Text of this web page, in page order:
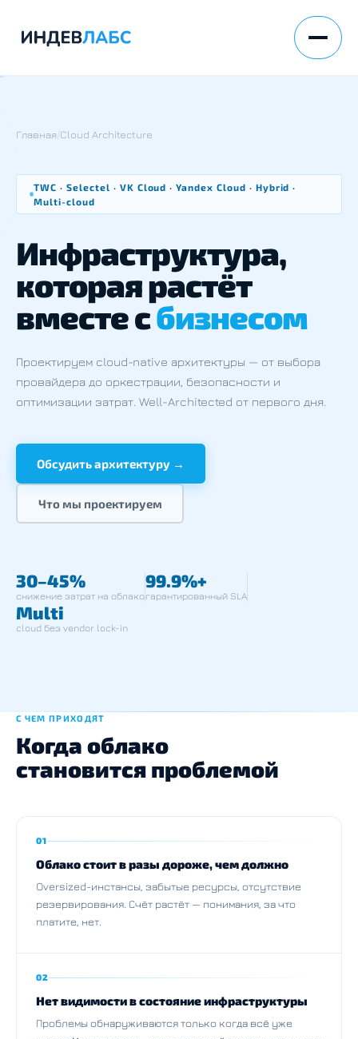
Главная Cloud Architecture
TWC · Selectel · VK Cloud · Yandex Cloud · Hybrid ·
Multi-cloud
Инфраструктура,
которая растёт
вместе сбизнесом
Проектируем cloud-native архитектуры — от выбора
провайдера до оркестрации, безопасности и
оптимизации затрат. Well-Architected от первого дня.
Обсудить архитектуру →
Что мы проектируем
30–45%
снижение затрат на облако
99.9%+
гарантированный SLA
Multi
cloud без vendor lock-in
С ЧЕМ ПРИХОДЯТ
Когда облако
становится проблемой
01
Облако стоит в разы дороже, чем должно
Oversized-инстансы, забытые ресурсы, отсутствие
резервирования. Счёт растёт — понимания, за что
платите, нет.
02
Нет видимости в состояние инфраструктуры
Проблемы обнаруживаются только когда всё уже